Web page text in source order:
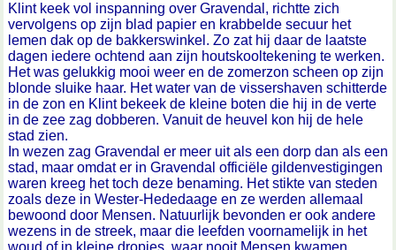
Klint keek vol inspanning over Gravendal, richtte zich
vervolgens op zijn blad papier en krabbelde secuur het
lemen dak op de bakkerswinkel. Zo zat hij daar de laatste
dagen iedere ochtend aan zijn houtskooltekening te werken.
Het was gelukkig mooi weer en de zomerzon scheen op zijn
blonde sluike haar. Het water van de vissershaven schitterde
in de zon en Klint bekeek de kleine boten die hij in de verte
in de zee zag dobberen. Vanuit de heuvel kon hij de hele
stad zien.
In wezen zag Gravendal er meer uit als een dorp dan als een
stad, maar omdat er in Gravendal officiële gildenvestigingen
waren kreeg het toch deze benaming. Het stikte van steden
zoals deze in Wester-Hededaage en ze werden allemaal
bewoond door Mensen. Natuurlijk bevonden er ook andere
wezens in de streek, maar die leefden voornamelijk in het
woud of in kleine dropjes, waar nooit Mensen kwamen.